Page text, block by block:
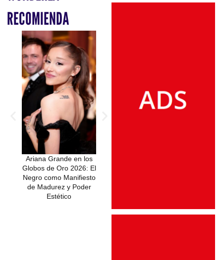
RECOMIENDA
Ariana Grande en los
Globos de Oro 2026: El
Negro como Manifiesto
de Madurez y Poder
Estético